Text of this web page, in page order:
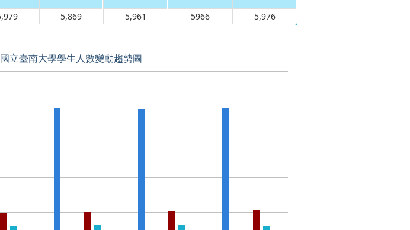
5,869 5,961 5966 5,976